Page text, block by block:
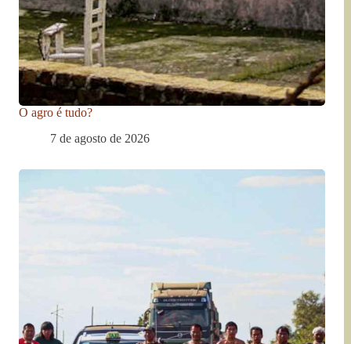
O agro é tudo?
7 de agosto de 2026